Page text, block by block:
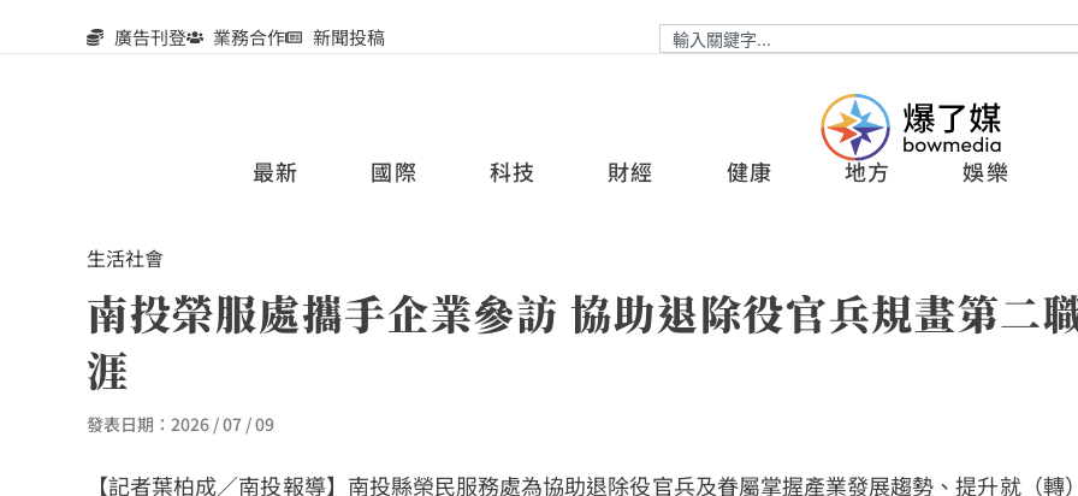
廣告刊登 業務合作 新聞投稿
最新 國際 科技 財經 健康 地方 娛樂
生活社會
南投榮服處攜手企業參訪 協助退除役官兵規畫第二
涯
發表日期： 2026 / 07 / 09
【記者葉柏成／南投報導】南投縣榮民服務處為協助退除役官兵及眷屬掌握產業發展趨勢、提升就（轉）